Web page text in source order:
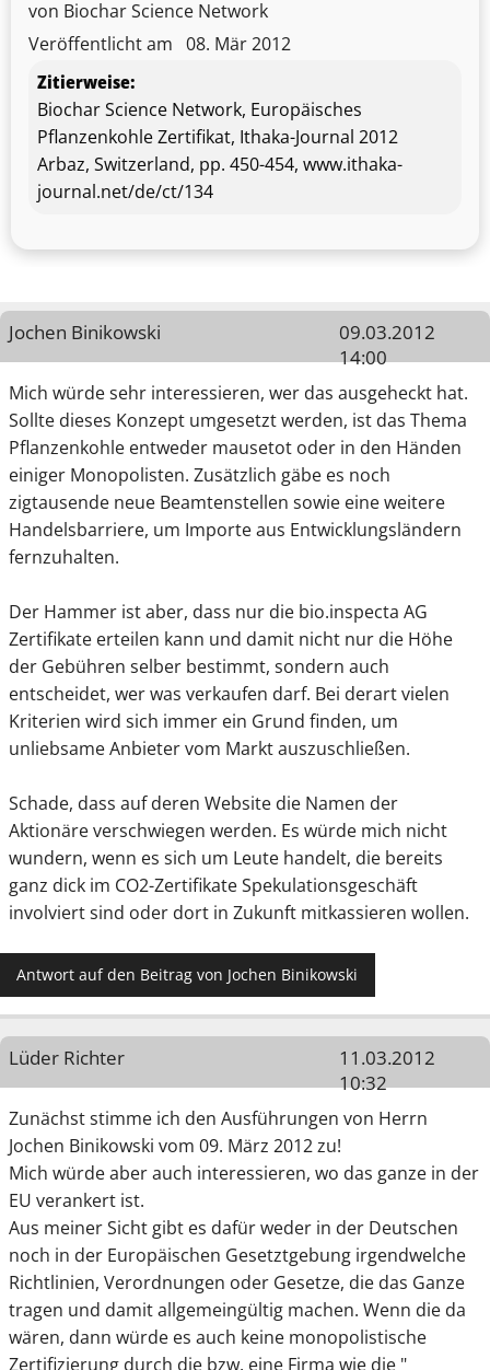
von Biochar Science Network
Veröffentlicht am 08. Mär 2012
Zitierweise:
Biochar Science Network, Europäisches
Pflanzenkohle Zertifikat, Ithaka-Journal 2012
Arbaz, Switzerland, pp. 450-454, www.ithaka-
journal.net/de/ct/134
Jochen Binikowski
09.03.2012
14:00
Mich würde sehr interessieren, wer das ausgeheckt hat.
Sollte dieses Konzept umgesetzt werden, ist das Thema
Pflanzenkohle entweder mausetot oder in den Händen
einiger Monopolisten. Zusätzlich gäbe es noch
zigtausende neue Beamtenstellen sowie eine weitere
Handelsbarriere, um Importe aus Entwicklungsländern
fernzuhalten.
Der Hammer ist aber, dass nur die bio.inspecta AG
Zertifikate erteilen kann und damit nicht nur die Höhe
der Gebühren selber bestimmt, sondern auch
entscheidet, wer was verkaufen darf. Bei derart vielen
Kriterien wird sich immer ein Grund finden, um
unliebsame Anbieter vom Markt auszuschließen.
Schade, dass auf deren Website die Namen der
Aktionäre verschwiegen werden. Es würde mich nicht
wundern, wenn es sich um Leute handelt, die bereits
ganz dick im CO2-Zertifikate Spekulationsgeschäft
involviert sind oder dort in Zukunft mitkassieren wollen.
Antwort auf den Beitrag von Jochen Binikowski
Lüder Richter
11.03.2012
10:32
Zunächst stimme ich den Ausführungen von Herrn
Jochen Binikowski vom 09. März 2012 zu!
Mich würde aber auch interessieren, wo das ganze in der
EU verankert ist.
Aus meiner Sicht gibt es dafür weder in der Deutschen
noch in der Europäischen Gesetztgebung irgendwelche
Richtlinien, Verordnungen oder Gesetze, die das Ganze
tragen und damit allgemeingültig machen. Wenn die da
wären, dann würde es auch keine monopolistische
Zertifizierung durch die bzw. eine Firma wie die "